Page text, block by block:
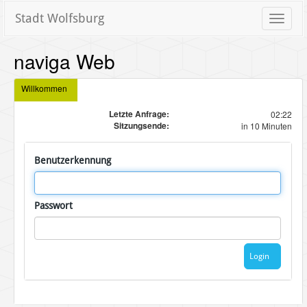
Toggle
Stadt Wolfsburg
naviga Web
Willkommen
Letzte Anfrage: 02:22
Sitzungsende: in 10 Minuten
Benutzerkennung
Passwort